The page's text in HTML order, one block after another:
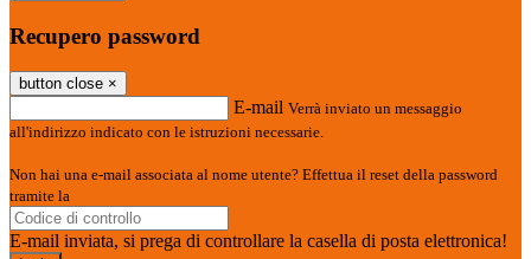
Recupero password
button close ×
E-mail Verrà inviato un messaggio
all'indirizzo indicato con le istruzioni necessarie.
Non hai una e-mail associata al nome utente? Effettua il reset della password
tramite la
E-mail inviata, si prega di controllare la casella di posta elettronica!